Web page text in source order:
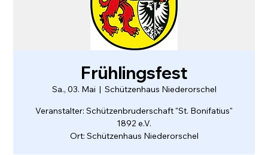
Frühlingsfest
Sa., 03. Mai
  |
Schützenhaus Niederorschel
Veranstalter: Schützenbruderschaft "St. Bonifatius"
1892 e.V.
Ort: Schützenhaus Niederorschel